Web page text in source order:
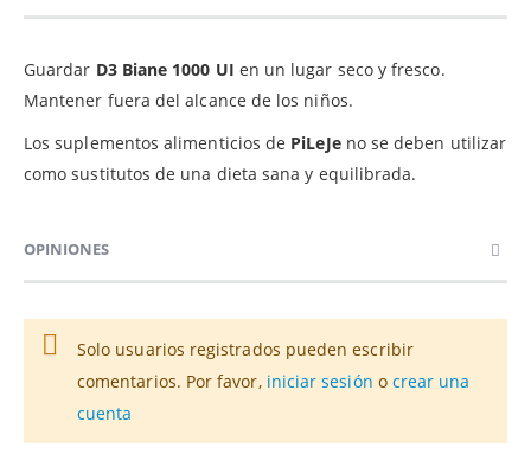
Guardar D3 Biane 1000 UI en un lugar seco y fresco.
Mantener fuera del alcance de los niños.
Los suplementos alimenticios de PiLeJeno se deben utilizar
como sustitutos de una dieta sana y equilibrada.
OPINIONES
Solo usuarios registrados pueden escribir
comentarios. Por favor, iniciar sesión o crear una
cuenta